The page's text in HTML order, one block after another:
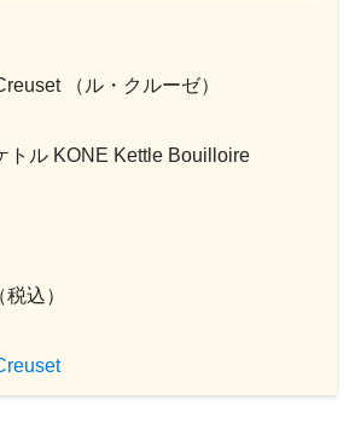
（ル・クルーゼ）
トル KONE Kettle Bouilloire
込）